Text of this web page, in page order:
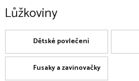
Lůžkoviny
Dětské povlečení
Fusaky a zavinovačky